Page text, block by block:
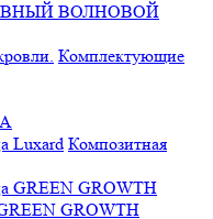
ВОЛНОВОЙ
Комплектующие
Композитная
GROWTH